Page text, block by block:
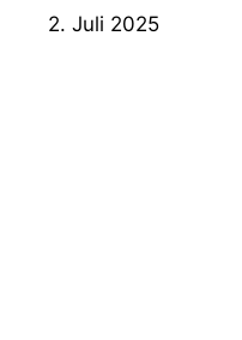
2. Juli 2025